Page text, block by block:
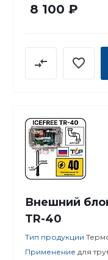
8 100 ₽
Внешний
TR-40
Тип продукции
Применение для